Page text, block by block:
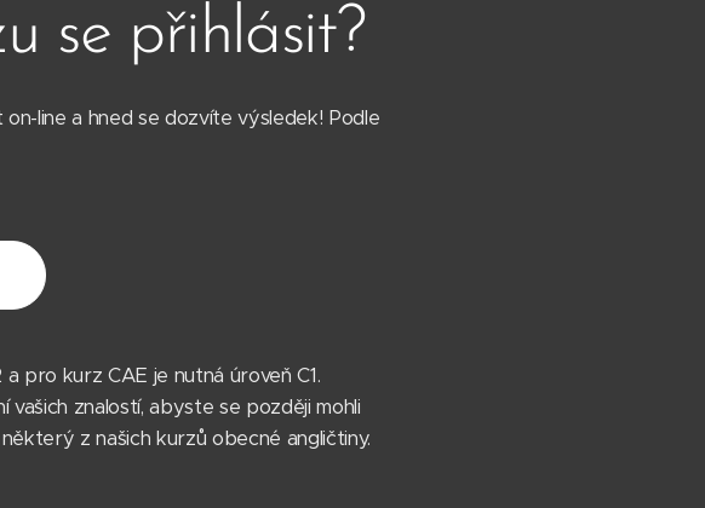
se přihlásit?
line a hned se dozvíte výsledek! Podle
pro kurz CAE je nutná úroveň C1.
znalostí, abyste se později mohli
z našich kurzů obecné angličtiny.